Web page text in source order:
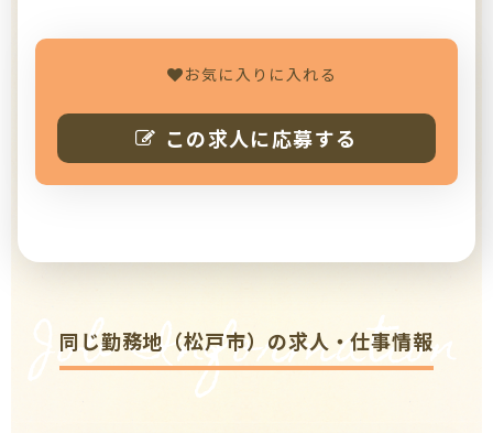
お気に入りに入れる
この求人に応募する
Job Information
同じ勤務地（松戸市）の求人・仕事情報